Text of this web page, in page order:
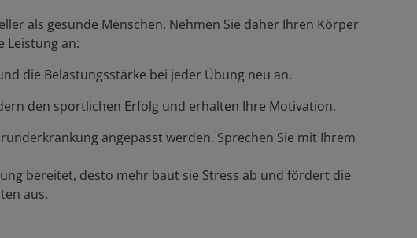
als gesunde Menschen. Nehmen Sie daher Ihren Körper
Leistung an:
die Belastungsstärke bei jeder Übung neu an.
den sportlichen Erfolg und erhalten Ihre Motivation.
angepasst werden. Sprechen Sie mit Ihrem
bereitet, desto mehr baut sie Stress ab und fördert die
aus.